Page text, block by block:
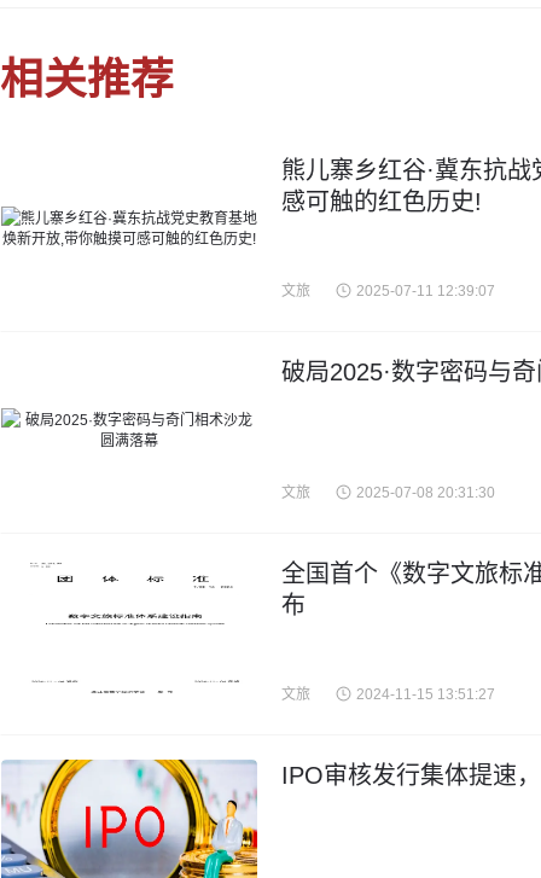
相关推荐
熊儿寨乡红谷·冀东抗
感可触的红色历史!
文旅 2025-07-11 12:39:07
破局2025·数字密码与
文旅 2025-07-08 20:31:30
全国首个《数字文旅标
布
文旅 2024-11-15 13:51:27
IPO审核发行集体提速